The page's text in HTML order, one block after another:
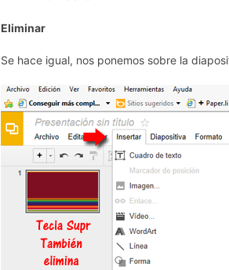
Eliminar
Se hace igual, nos ponemos sobre la